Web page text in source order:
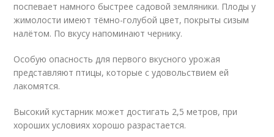
поспевает намного быстрее садовой земляники. Плоды у
жимолости имеют тёмно-голубой цвет, покрыты сизым
налётом. По вкусу напоминают чернику.
Особую опасность для первого вкусного урожая
представляют птицы, которые с удовольствием ей
лакомятся.
Высокий кустарник может достигать 2,5 метров, при
хороших условиях хорошо разрастается.